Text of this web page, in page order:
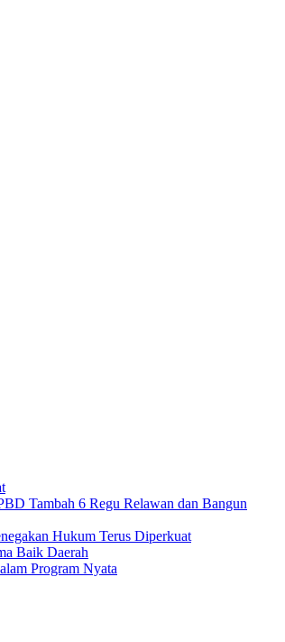
Tambah 6 Regu Relawan dan Bangun
Hukum Terus Diperkuat
Baik Daerah
Program Nyata